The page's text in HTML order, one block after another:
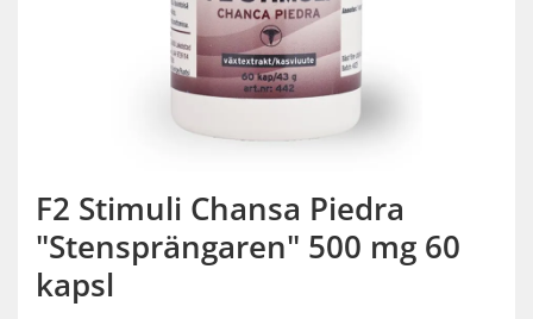
F2 Stimuli Chansa Piedra
"Stensprängaren" 500 mg 60
kapsl